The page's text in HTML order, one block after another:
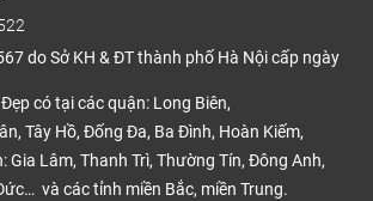
x 152,4mm x 1.8mm
tấm/hộp = 5,02 m2/hộp
DP102, DP103, DP104
hợp cho các căn hộ chung cư, nhà
lại sàn mà không làm thay đổi kết
do Sở KH & ĐT thành phố Hà Nội cấp ngày
có tại các quận: Long Biên,
Tây Hồ, Đống Đa, Ba Đình, Hoàn Kiếm,
Gia Lâm, Thanh Trì, Thường Tín, Đông Anh,
và các tỉnh miền Bắc, miền Trung.